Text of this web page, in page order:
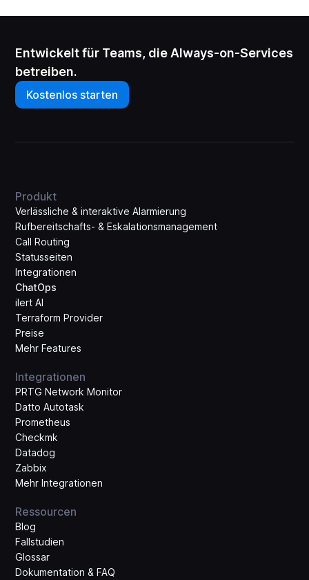
Entwickelt für Teams, die Always-on-Services
betreiben.
Kostenlos starten
Produkt
Verlässliche & interaktive Alarmierung
Rufbereitschafts- & Eskalations­management
Call Routing
Statusseiten
Integrationen
ChatOps
ilert AI
Terraform Provider
Preise
Mehr Features
Integrationen
PRTG Network Monitor
Datto Autotask
Prometheus
Checkmk
Datadog
Zabbix
Mehr Integrationen
Ressourcen
Blog
Fallstudien
Glossar
Dokumentation & FAQ